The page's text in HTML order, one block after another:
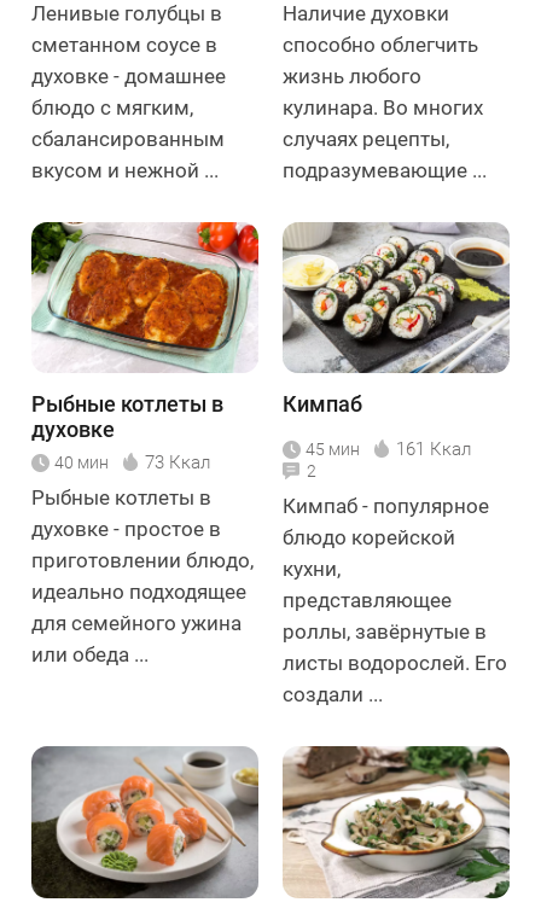
Ленивые голубцы в
сметанном соусе в
духовке - домашнее
блюдо с мягким,
сбалансированным
вкусом и нежной ...
Наличие духовки
способно облегчить
жизнь любого
кулинара. Во многих
случаях рецепты,
подразумевающие ...
Рыбные котлеты в
духовке
40 мин 73 Ккал
Рыбные котлеты в
духовке - простое в
приготовлении блюдо,
идеально подходящее
для семейного ужина
или обеда ...
Кимпаб
45 мин 161 Ккал
2
Кимпаб - популярное
блюдо корейской
кухни,
представляющее
роллы, завёрнутые в
листы водорослей. Его
создали ...